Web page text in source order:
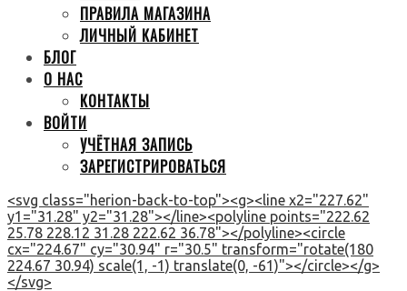
ПРАВИЛА МАГАЗИНА
ЛИЧНЫЙ КАБИНЕТ
БЛОГ
О НАС
КОНТАКТЫ
ВОЙТИ
УЧЁТНАЯ ЗАПИСЬ
ЗАРЕГИСТРИРОВАТЬСЯ
<svg class="herion-back-to-top"><g><line x2="227.62"
y1="31.28" y2="31.28"></line><polyline points="222.62
25.78 228.12 31.28 222.62 36.78"></polyline><circle
cx="224.67" cy="30.94" r="30.5" transform="rotate(180
224.67 30.94) scale(1, -1) translate(0, -61)"></circle></g>
</svg>